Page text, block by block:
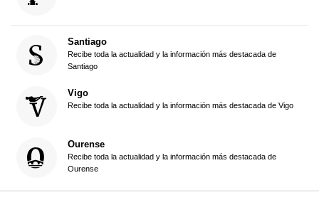
Santiago
Recibe toda la actualidad y la información más destacada de
Santiago
Vigo
Recibe toda la actualidad y la información más destacada de Vigo
Ourense
Recibe toda la actualidad y la información más destacada de
Ourense